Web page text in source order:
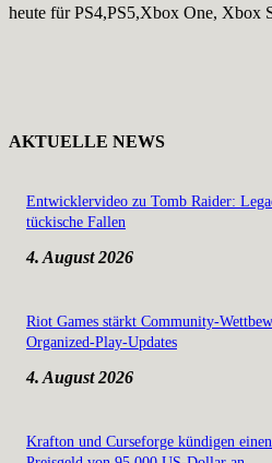
heute für PS4,PS5,Xbox One, Xbox
AKTUELLE NEWS
Entwicklervideo zu Tomb Raider:
tückische Fallen
4. August 2026
Riot Games stärkt Community-
Organized-Play-Updates
4. August 2026
Krafton und Curseforge kündigen